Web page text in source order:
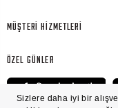
MÜŞTERİ HİZMETLERİ
ÖZEL GÜNLER